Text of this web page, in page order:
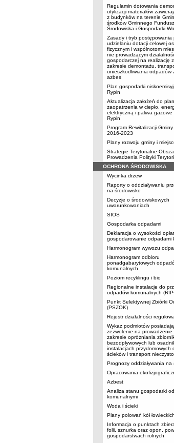
Regulamin dotowania
utylizacji materiałów
z budynków na terenie
środków Gminnego
Środowiska i Gospodarki
Zasady i tryb postępowania
udzielaniu dotacji celowej
fizycznym i wspólnotom
nie prowadzącym
gospodarczej na realizację
zakresie demontażu,
unieszkodliwiania odpadów
azbes
Plan gospodarki
Rypin
Aktualizacja założeń do
zaopatrzenia w ciepło,
elektryczną i paliwa gazowe
Rypin
Program Rewitalizacji
2016-2023
Plany rozwoju gminy i
Strategie Terytorialne
Prowadzenia Polityki
OCHRONA ŚRODOWISKA
Wycinka drzew
Raporty o oddziaływaniu
na środowisko
Decyzje o środowiskowych
uwarunkowaniach
SIOS
Gospodarka odpadami
Deklaracja o wysokości
gospodarowanie odpadami
Harmonogram wywozu
Harmonogram odbioru
ponadgabarytowych
komunalnych
Poziom recyklingu i bio
Regionalne instalacje do
odpadów komunalnych
Punkt Selektywnej Zbiórki
(PSZOK)
Rejestr działalności
Wykaz podmiotów
zezwolenie na prowadzenie
zakresie opróżniania
bezodpływowych lub
instalacjach przydomowych
ścieków i transport
Prognozy oddziaływania na
Opracowania
Azbest
Analiza stanu gospodarki
komunalnymi
Woda i ścieki
Plany polowań kół łowieckich
Informacja o punktach
folii, sznurka oraz opon,
gospodarstwach rolnych